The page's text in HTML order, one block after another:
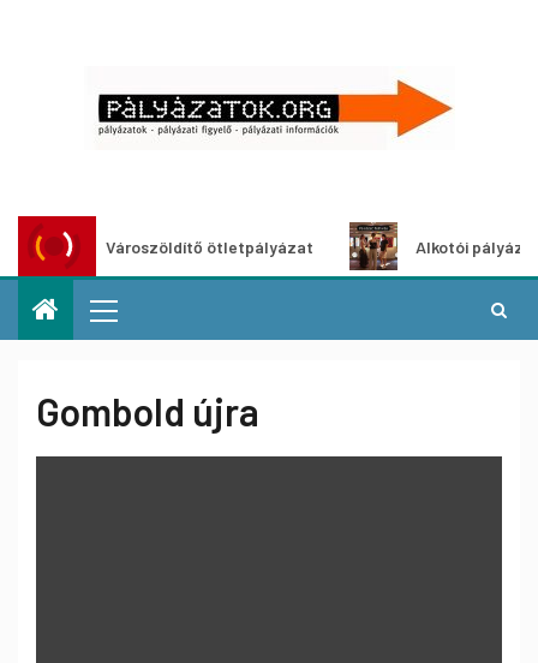
Városzöldítő ötletpályázat Alkotói pályázat
Gombold újra